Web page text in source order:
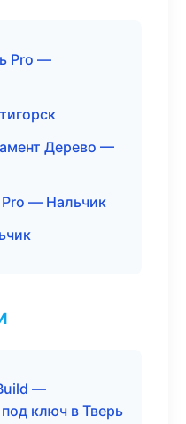
Pro —
Дерево —
— Нальчик
—
ключ в Тверь